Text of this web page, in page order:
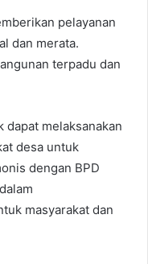
pelayanan
dan merata.
terpadu dan
dapat melaksanakan
desa untuk
dengan BPD
masyarakat dan